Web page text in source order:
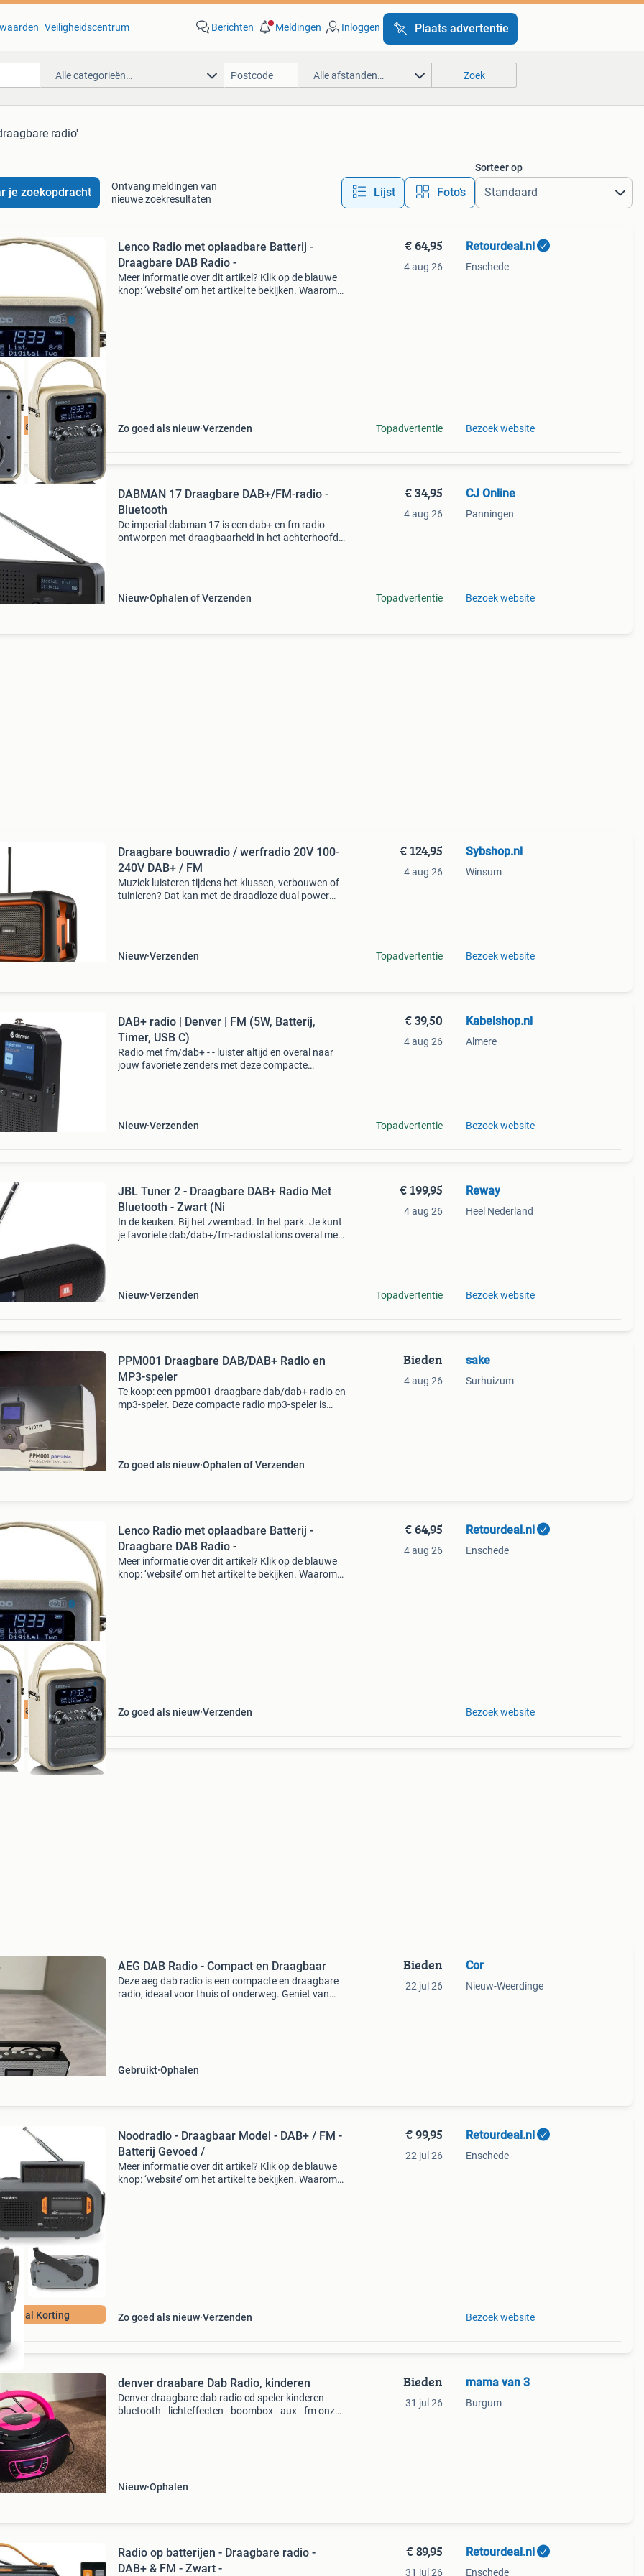
Veiligheidscentrum Berichten Meldingen Inloggen Plaats advertentie
Alle categorieën… Alle afstanden… Zoek
radio'
je zoekopdracht
Ontvang meldingen van
nieuwe zoekresultaten
Lijst Foto’s
Sorteer op
Korting
Lenco Radio met oplaadbare Batterij -
Draagbare DAB Radio -
Meer informatie over dit artikel? Klik op de blauwe
knop: ‘website’ om het artikel te bekijken. Waarom
Zo goed als nieuw Verzenden
€ 64,95
4 aug 26
Topadvertentie
Retourdeal.nl
Enschede
Bezoek website
DABMAN 17 Draagbare DAB+/FM-radio -
Bluetooth
De imperial dabman 17 is een dab+ en fm radio
ontworpen met draagbaarheid in het achterhoofd.
Nieuw Ophalen of Verzenden
€ 34,95
4 aug 26
Topadvertentie
CJ Online
Panningen
Bezoek website
Draagbare bouwradio / werfradio 20V 100-
240V DAB+ / FM
Muziek luisteren tijdens het klussen, verbouwen of
tuinieren? Dat kan met de draadloze dual power
Nieuw Verzenden
€ 124,95
4 aug 26
Topadvertentie
Sybshop.nl
Winsum
Bezoek website
DAB+ radio | Denver | FM (5W, Batterij,
Timer, USB C)
Radio met fm/dab+ - - luister altijd en overal naar
jouw favoriete zenders met deze compacte
Nieuw Verzenden
€ 39,50
4 aug 26
Topadvertentie
Kabelshop.nl
Almere
Bezoek website
JBL Tuner 2 - Draagbare DAB+ Radio Met
Bluetooth - Zwart (Ni
In de keuken. Bij het zwembad. In het park. Je kunt
je favoriete dab/dab+/fm-radiostations overal mee
Nieuw Verzenden
€ 199,95
4 aug 26
Topadvertentie
Reway
Heel Nederland
Bezoek website
PPM001 Draagbare DAB/DAB+ Radio en
MP3-speler
Te koop: een ppm001 draagbare dab/dab+ radio en
mp3-speler. Deze compacte radio mp3-speler is
Zo goed als nieuw Ophalen of Verzenden
Bieden
4 aug 26
sake
Surhuizum
Korting
Lenco Radio met oplaadbare Batterij -
Draagbare DAB Radio -
Meer informatie over dit artikel? Klik op de blauwe
knop: ‘website’ om het artikel te bekijken. Waarom
Zo goed als nieuw Verzenden
€ 64,95
4 aug 26
Retourdeal.nl
Enschede
Bezoek website
AEG DAB Radio - Compact en Draagbaar
Deze aeg dab radio is een compacte en draagbare
radio, ideaal voor thuis of onderweg. Geniet van
Gebruikt Ophalen
Bieden
22 jul 26
Cor
Nieuw-Weerdinge
Korting
Noodradio - Draagbaar Model - DAB+ / FM -
Batterij Gevoed /
Meer informatie over dit artikel? Klik op de blauwe
knop: ‘website’ om het artikel te bekijken. Waarom
Zo goed als nieuw Verzenden
€ 99,95
22 jul 26
Retourdeal.nl
Enschede
Bezoek website
denver draabare Dab Radio, kinderen
Denver draagbare dab radio cd speler kinderen -
bluetooth - lichteffecten - boombox - aux - fm onze
Nieuw Ophalen
Bieden
31 jul 26
mama van 3
Burgum
Radio op batterijen - Draagbare radio -
DAB+ & FM - Zwart -
€ 89,95
31 jul 26
Retourdeal.nl
Enschede